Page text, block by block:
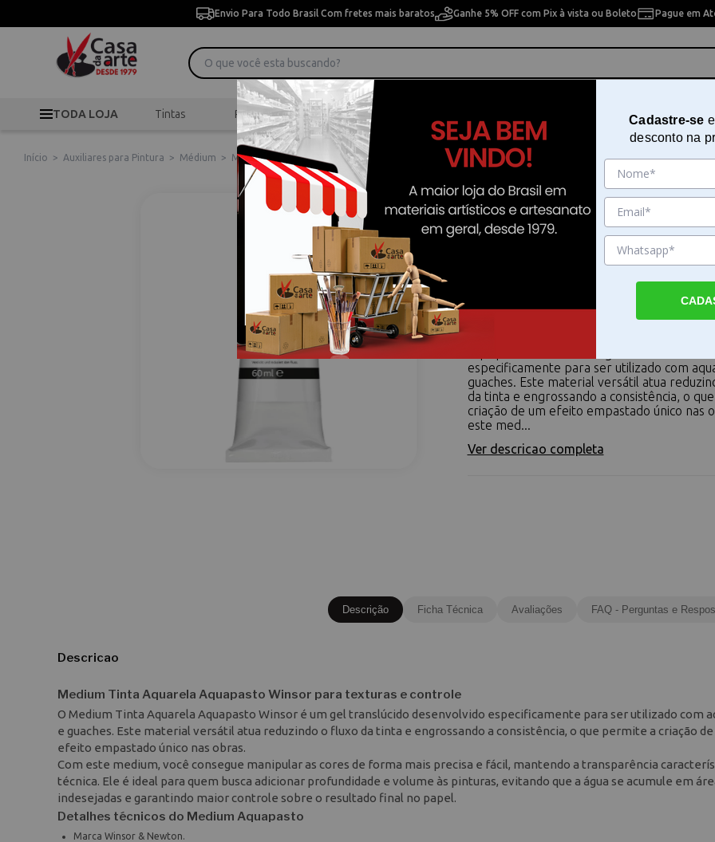
Envio Para Todo Brasil Com fretes mais baratos Ganhe 5% OFF com Pix à vista ou Boleto Pague em
TODA LOJA Tintas Pincéis Desenho Pintura
Início > Auxiliares para Pintura > Médium > Medium Tinta Aquarela Aquapasto 60ml Winsor & Newton - 3019758
Medium Tinta Aquarela
Winsor & Newton - 3019758
Medium Tinta Aquarela Aquapasto Winsor
especificamente para ser utilizado com
guaches. Este material versátil atua
da tinta e engrossando a consistência, o
criação de um efeito empastado único nas
este med...
Ver descricao completa
Descrição Ficha Técnica Avaliações FAQ - Perguntas e
Descricao
Medium Tinta Aquarela Aquapasto Winsor para texturas e controle
O Medium Tinta Aquarela Aquapasto Winsor é um gel translúcido desenvolvido especificamente para ser utilizado com
e guaches. Este material versátil atua reduzindo o fluxo da tinta e engrossando a consistência, o que permite a criação de
efeito empastado único nas obras.
Com este medium, você consegue manipular as cores de forma mais precisa e fácil, mantendo a transparência
técnica. Ele é ideal para quem busca adicionar profundidade e volume às pinturas, evitando que a água se acumule em
indesejadas e garantindo maior controle sobre o resultado final no papel.
Detalhes técnicos do Medium Aquapasto
Marca Winsor & Newton.
Cadastre-se
desconto na